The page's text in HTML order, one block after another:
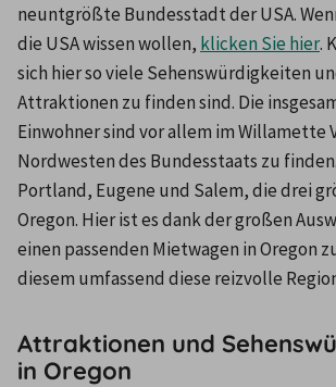
neuntgrößte Bundesstadt der USA.
die USA wissen wollen, klicken Sie hier.
sich hier so viele Sehenswürdigkeiten
Attraktionen zu finden sind. Die
Einwohner sind vor allem im Willamette
Nordwesten des Bundesstaats zu
Portland, Eugene und Salem, die drei
Oregon. Hier ist es dank der großen
einen passenden Mietwagen in Oregon
diesem umfassend diese reizvolle
Attraktionen und
in Oregon